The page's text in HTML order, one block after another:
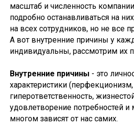
масштаб и численность
подробно останавливаться на
на всех сотрудников, но не все
А вот внутренние причины у
индивидуальны, рассмотрим их
Внутренние причины - это
характеристики
гиперответственность,
удовлетворение потребностей и
многом зависят от нас самих.